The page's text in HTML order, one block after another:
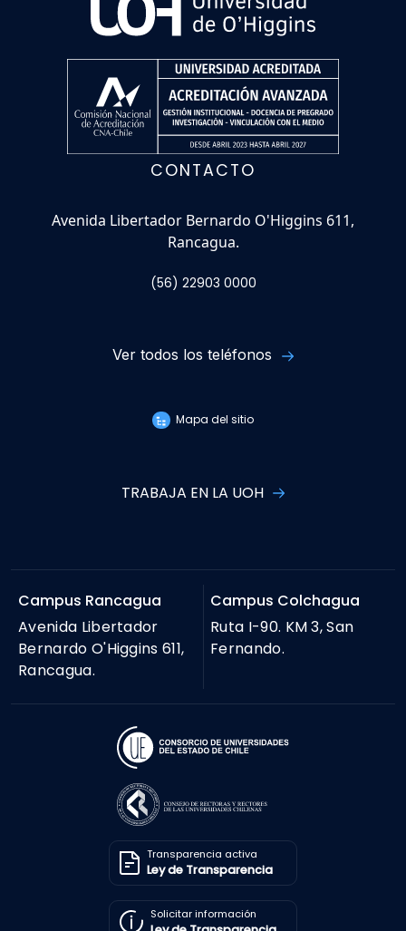
CONTACTO
Avenida Libertador Bernardo O'Higgins 611,
Rancagua.
(56) 22903 0000
Ver todos los teléfonos
Mapa del sitio
TRABAJA EN LA UOH
Campus Rancagua
Avenida Libertador
Bernardo O'Higgins 611,
Rancagua.
Campus Colchagua
Ruta I-90. KM 3, San
Fernando.
Transparencia activa
Ley de Transparencia
Solicitar información